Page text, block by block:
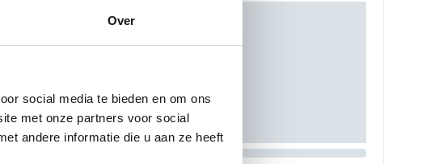
Over
social media te bieden en om ons
met onze partners voor social
andere informatie die u aan ze heeft